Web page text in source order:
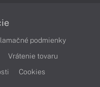
podmienky
Vrátenie tovaru
Cookies